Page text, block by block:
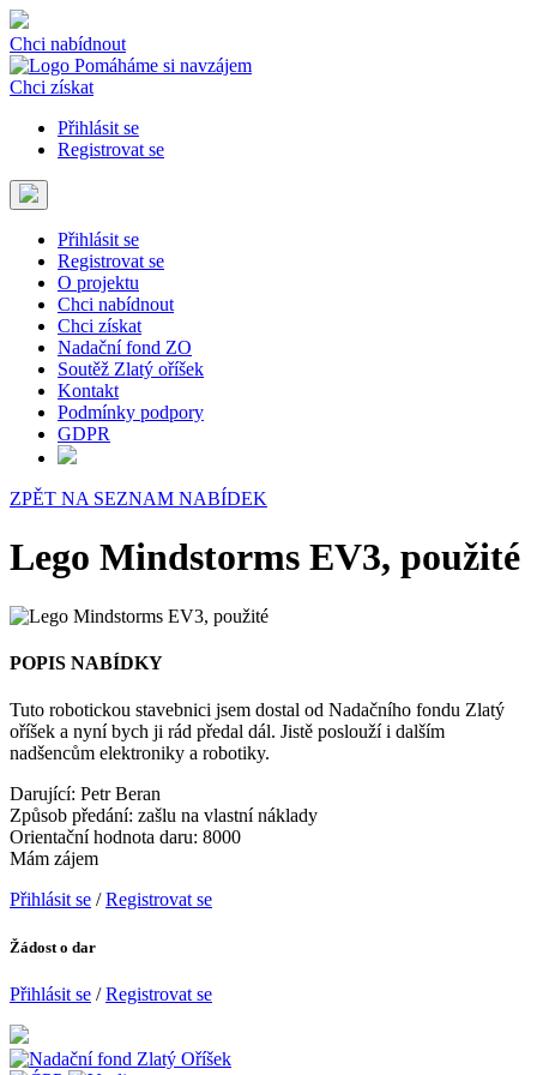
Chci nabídnout
Chci získat
Přihlásit se
Registrovat se
Přihlásit se
Registrovat se
O projektu
Chci nabídnout
Chci získat
Nadační fond ZO
Soutěž Zlatý oříšek
Kontakt
Podmínky podpory
GDPR
ZPĚT NA SEZNAM NABÍDEK
Lego Mindstorms EV3, použité
POPIS NABÍDKY
Tuto robotickou stavebnici jsem dostal od Nadačního fondu Zlatý
oříšek a nyní bych ji rád předal dál. Jistě poslouží i dalším
nadšencům elektroniky a robotiky.
Darující: Petr Beran
Způsob předání: zašlu na vlastní náklady
Orientační hodnota daru: 8000
Mám zájem
Přihlásit se /Registrovat se
Žádost o dar
Přihlásit se /Registrovat se